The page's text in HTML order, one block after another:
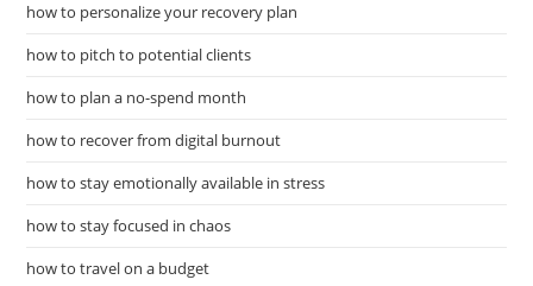
how to personalize your recovery plan
how to pitch to potential clients
how to plan a no-spend month
how to recover from digital burnout
how to stay emotionally available in stress
how to stay focused in chaos
how to travel on a budget